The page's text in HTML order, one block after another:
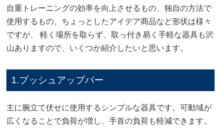
自重トレーニングの効率を向上させるもの、独自の方法で
使用するもの、ちょっとしたアイデア商品など形状は様々
ですが、 軽く場所を取らず、取っ付き易く手軽な器具も沢
山ありますので、いくつか紹介したいと思います。
1.プッシュアップバー
主に腕立て伏せに使用するシンプルな器具です。可動域が
広くなることで負荷が増し、手首の負荷も軽減できます。